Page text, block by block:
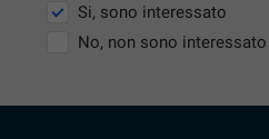
Si, sono interessato
No, non sono interessato